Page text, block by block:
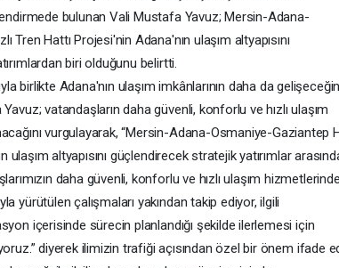
bulunan Vali Mustafa Yavuz; Mersin-Adana-
Tren Hattı Projesi'nin Adana'nın ulaşım altyapısını
biri olduğunu belirtti.
birlikte Adana'nın ulaşım imkânlarının daha da
vatandaşların daha güvenli, konforlu ve hızlı ulaşım
vurgulayarak, “Mersin-Adana-Osmaniye-Gaziantep
ulaşım altyapısını güçlendirecek stratejik yatırımlar
daha güvenli, konforlu ve hızlı ulaşım
yürütülen çalışmaları yakından takip ediyor, ilgili
içerisinde sürecin planlandığı şekilde ilerlemesi için
diyerek ilimizin trafiği açısından özel bir önem ifade